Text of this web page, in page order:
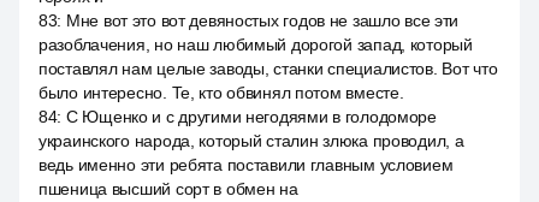
83: Мне вот это вот девяностых годов не зашло все эти
разоблачения, но наш любимый дорогой запад, который
поставлял нам целые заводы, станки специалистов. Вот что
было интересно. Те, кто обвинял потом вместе.
84: С Ющенко и с другими негодяями в голодоморе
украинского народа, который сталин злюка проводил, а
ведь именно эти ребята поставили главным условием
пшеница высший сорт в обмен на